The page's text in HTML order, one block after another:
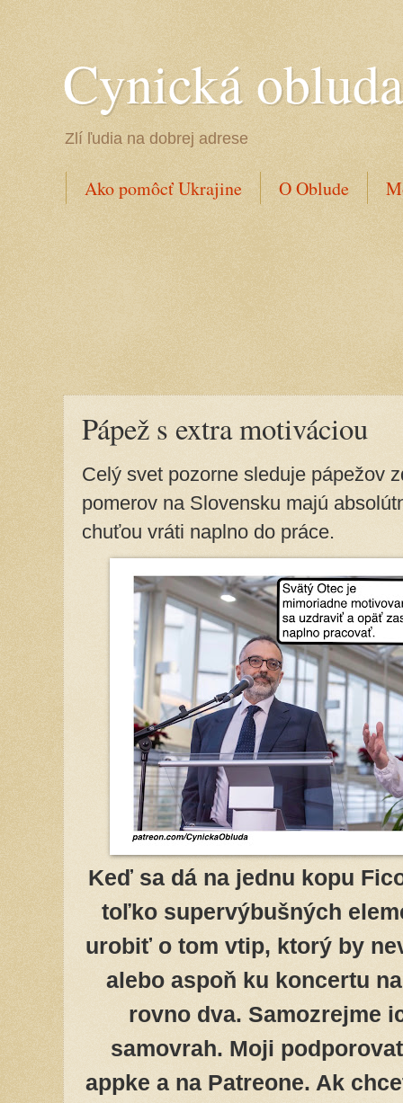
Cynická obluda
Zlí ľudia na dobrej adrese
Ako pomôcť Ukrajine O Oblude
Pápež s extra motiváciou
Celý svet pozorne sleduje pápežov
pomerov na Slovensku majú
chuťou vráti naplno do práce.
Keď sa dá na jednu kopu
toľko supervýbušných
urobiť o tom vtip, ktorý by
alebo aspoň ku koncertu
rovno dva. Samozrejme
samovrah. Moji
appke a na Patreone. Ak